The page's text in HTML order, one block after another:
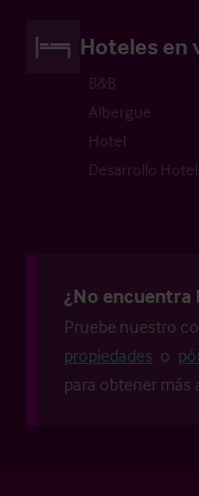
Hoteles en
B&B
Albergue
Hotel
Desarrollo
¿No encuentra
Pruebe nuestro
propiedades o
para obtener más